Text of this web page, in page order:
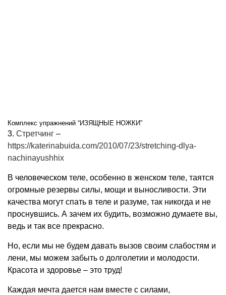
Комплекс упражнений “ИЗЯЩНЫЕ НОЖКИ”
3. Стретчинг –
https://katerinabuida.com/2010/07/23/stretching-dlya-
nachinayushhix
В человеческом теле, особенно в женском теле, таятся
огромные резервы силы, мощи и выносливости. Эти
качества могут спать в теле и разуме, так никогда и не
проснувшись. А зачем их будить, возможно думаете вы,
ведь и так все прекрасно.
Но, если мы не будем давать вызов своим слабостям и
лени, мы можем забыть о долголетии и молодости.
Красота и здоровье – это труд!
Каждая мечта дается нам вместе с силами,